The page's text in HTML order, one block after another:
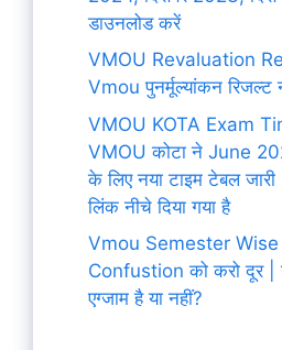
डाउनलोड करें
VMOU Revaluation
Vmou पुनर्मूल्यांकन रिजल्ट
VMOU KOTA Exam
VMOU कोटा ने June
के लिए नया टाइम टेबल
लिंक नीचे दिया गया है
Vmou Semester Wise
Confustion को करो दूर |
एग्जाम है या नहीं?